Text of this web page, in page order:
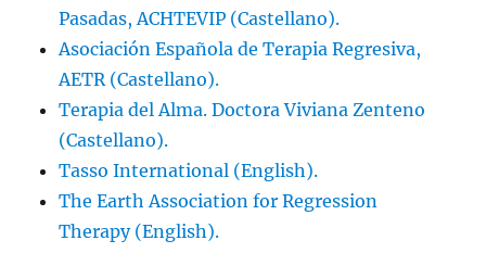
Pasadas, ACHTEVIP (Castellano).
Asociación Española de Terapia Regresiva,
AETR (Castellano).
Terapia del Alma. Doctora Viviana Zenteno
(Castellano).
Tasso International (English).
The Earth Association for Regression
Therapy (English).